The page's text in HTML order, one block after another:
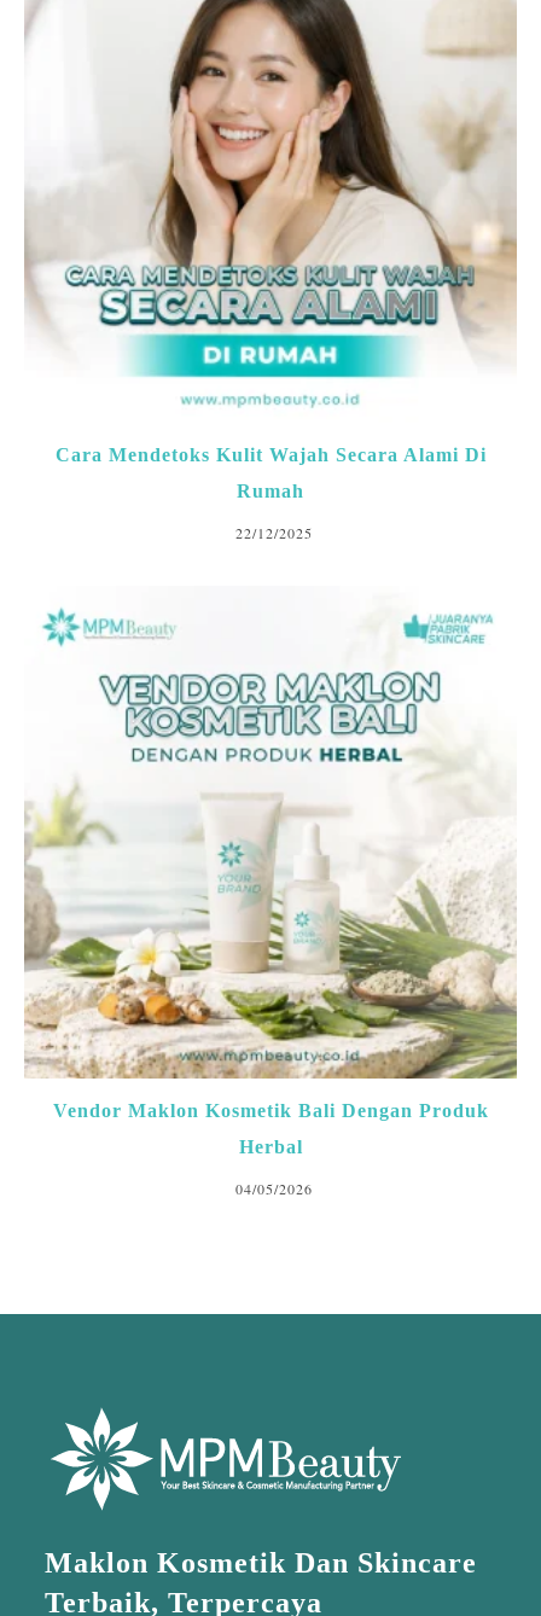
Cara Mendetoks Kulit Wajah Secara Alami Di
Rumah
22/12/2025
Vendor Maklon Kosmetik Bali Dengan Produk
Herbal
04/05/2026
Maklon Kosmetik Dan Skincare
Terbaik, Terpercaya